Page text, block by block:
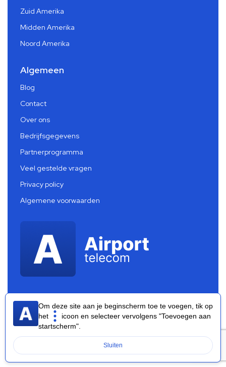
Zuid Amerika
Midden Amerika
Noord Amerika
Algemeen
Blog
Contact
Over ons
Bedrijfsgegevens
Partnerprogramma
Veel gestelde vragen
Privacy policy
Algemene voorwaarden
Airport Telecom 2026 ®
Om deze site aan je beginscherm toe te voegen, tik op
het
icoon en selecteer vervolgens "Toevoegen aan
startscherm".
Sluiten